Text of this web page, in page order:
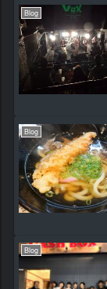
Blog
Blog
Blog